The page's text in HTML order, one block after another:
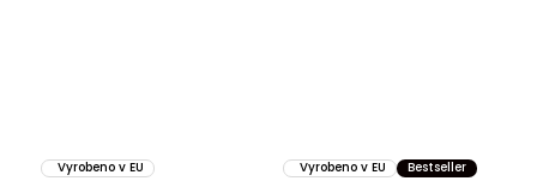
Vyrobeno v EU Vyrobeno v EU Bestseller